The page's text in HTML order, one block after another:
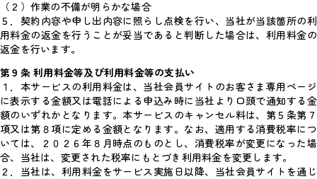
（２）作業の不備が明らかな場合
５．契約内容や申し出内容に照らし点検を行い、当社が当該箇所の利
用料金の返金を行うことが妥当であると判断した場合は、利用料金の
返金を行います。
第９条 利用料金等及び利用料金等の支払い
１．本サービスの利用料金は、当社会員サイトのお客さま専用ページ
に表示する金額又は電話による申込み時に当社より口頭で通知する金
額のいずれかとなります。本サービスのキャンセル料は、第５条第７
項又は第８項に定める金額となります。なお、適用する消費税率につ
いては、２０２６年８月時点のものとし、消費税率が変更になった場
合、当社は、変更された税率にもとづき利用料金を変更します。
２．当社は、利用料金をサービス実施日以降、当社会員サイトを通じ